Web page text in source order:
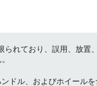
れており、誤用、放置
ドル、およびホイール